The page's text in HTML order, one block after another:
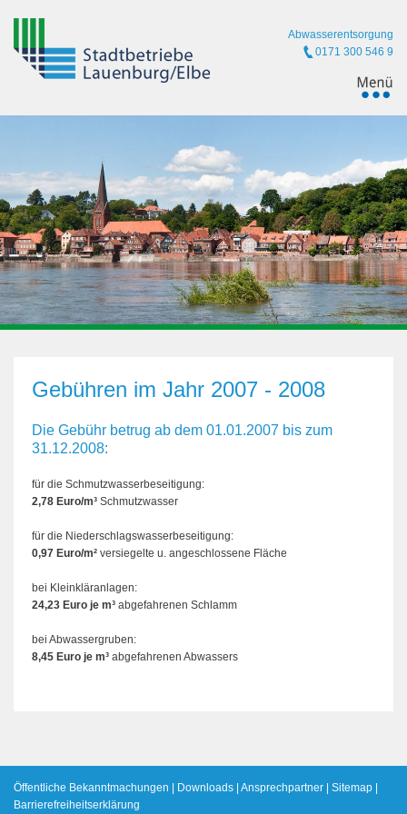
Abwasserentsorgung
0171 300 546 9
Gebühren im Jahr 2007 - 2008
Die Gebühr betrug ab dem 01.01.2007 bis zum
31.12.2008:
für die Schmutzwasserbeseitigung:
2,78 Euro/m³ Schmutzwasser
für die Niederschlagswasserbeseitigung:
0,97 Euro/m² versiegelte u. angeschlossene Fläche
bei Kleinkläranlagen:
24,23 Euro je m³ abgefahrenen Schlamm
bei Abwassergruben:
8,45 Euro je m³ abgefahrenen Abwassers
Öffentliche Bekanntmachungen Downloads Ansprechpartner Sitemap
Barrierefreiheitserklärung